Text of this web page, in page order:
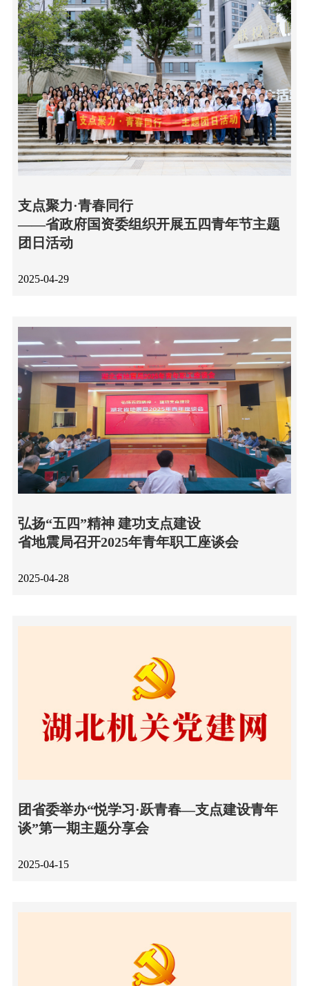
支点聚力·青春同行
——省政府国资委组织开展五四青年节主题
团日活动
2025-04-29
弘扬“五四”精神 建功支点建设
省地震局召开2025年青年职工座谈会
2025-04-28
团省委举办“悦学习·跃青春—支点建设青年
谈”第一期主题分享会
2025-04-15